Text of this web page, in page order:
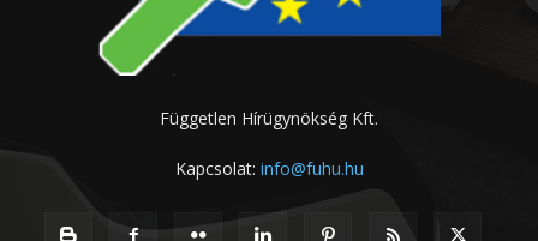
Független Hírügynökség Kft.
Kapcsolat: info@fuhu.hu